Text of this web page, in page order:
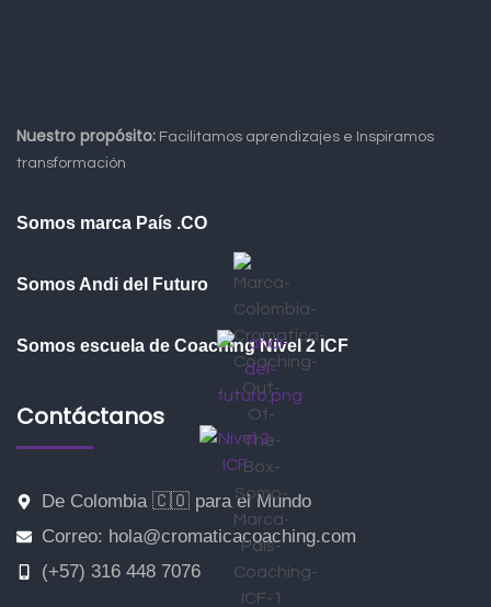
Nuestro propósito: Facilitamos aprendizajes e Inspiramos
transformación
Somos marca País .CO
Somos Andi del Futuro
Somos escuela de Coaching Nivel 2 ICF
Contáctanos
De Colombia 🇨🇴 para el Mundo
Correo: hola@cromaticacoaching.com
(+57) 316 448 7076